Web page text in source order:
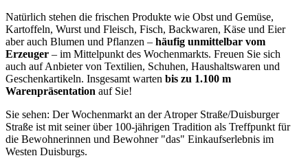
Natürlich stehen die frischen Produkte wie Obst und Gemüse,
Kartoffeln, Wurst und Fleisch, Fisch, Backwaren, Käse und Eier
aber auch Blumen und Pflanzen – häufig unmittelbar vom
Erzeuger – im Mittelpunkt des Wochenmarkts. Freuen Sie sich
auch auf Anbieter von Textilien, Schuhen, Haushaltswaren und
Geschenkartikeln. Insgesamt warten bis zu 1.100 m
Warenpräsentation auf Sie!
Sie sehen: Der Wochenmarkt an der Atroper Straße/Duisburger
Straße ist mit seiner über 100-jährigen Tradition als Treffpunkt für
die Bewohnerinnen und Bewohner "das" Einkaufserlebnis im
Westen Duisburgs.